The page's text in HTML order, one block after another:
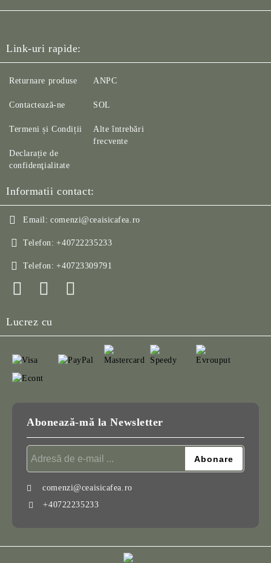
Link-uri rapide:
Returnare produse
Contactează-ne
Termeni și Condiții
Declarație de
confidenţialitate
ANPC
SOL
Alte întrebări
frecvente
Informatii contact:
Email: comenzi@ceaisicafea.ro
Telefon: +40722235233
Telefon: +40723309791
Lucrez cu
Abonează-mă la Newsletter
comenzi@ceaisicafea.ro
+40722235233